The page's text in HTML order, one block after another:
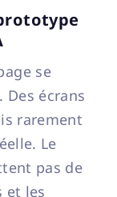
se
écrans
rarement
Le
pas de
et les